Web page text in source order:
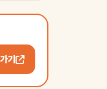
기